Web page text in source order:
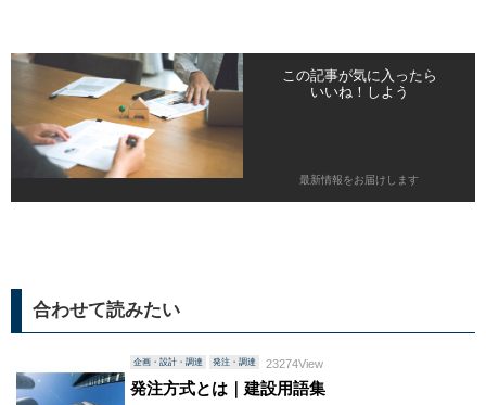
この記事が気に入ったら
いいね！しよう
最新情報をお届けします
合わせて読みたい
企画・設計・調達 発注・調達 23274View
発注方式とは｜建設用語集